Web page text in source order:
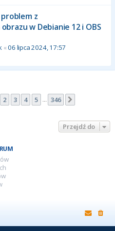
problem z
w Debianie 12 i OBS
«06 lipca 2024, 17:57
z346
2 3 4 5 … 346
Przejdź do